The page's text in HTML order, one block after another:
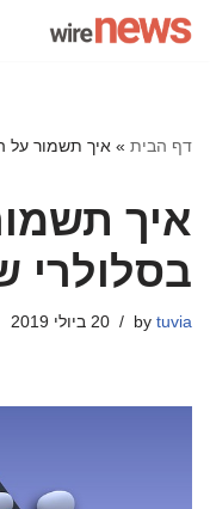
דף הבית » איך תשמור על
איך
בסלולרי
by tuvia 20 ביולי 2019